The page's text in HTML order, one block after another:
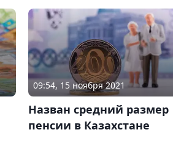
09:54, 15 ноября 2021
Назван средний размер
пенсии в Казахстане